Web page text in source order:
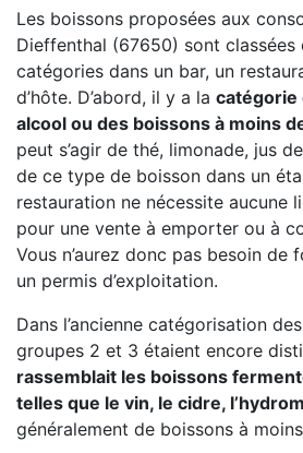
Les boissons proposées aux
Dieffenthal (67650) sont classées
catégories dans un bar, un
d’hôte. D’abord, il y a la catégorie
alcool ou des boissons à moins de
peut s’agir de thé, limonade, jus
de ce type de boisson dans un
restauration ne nécessite aucune
pour une vente à emporter ou à
Vous n’aurez donc pas besoin de
un permis d’exploitation.
Dans l’ancienne catégorisation
groupes 2 et 3 étaient encore
rassemblait les boissons
telles que le vin, le cidre,
généralement de boissons à